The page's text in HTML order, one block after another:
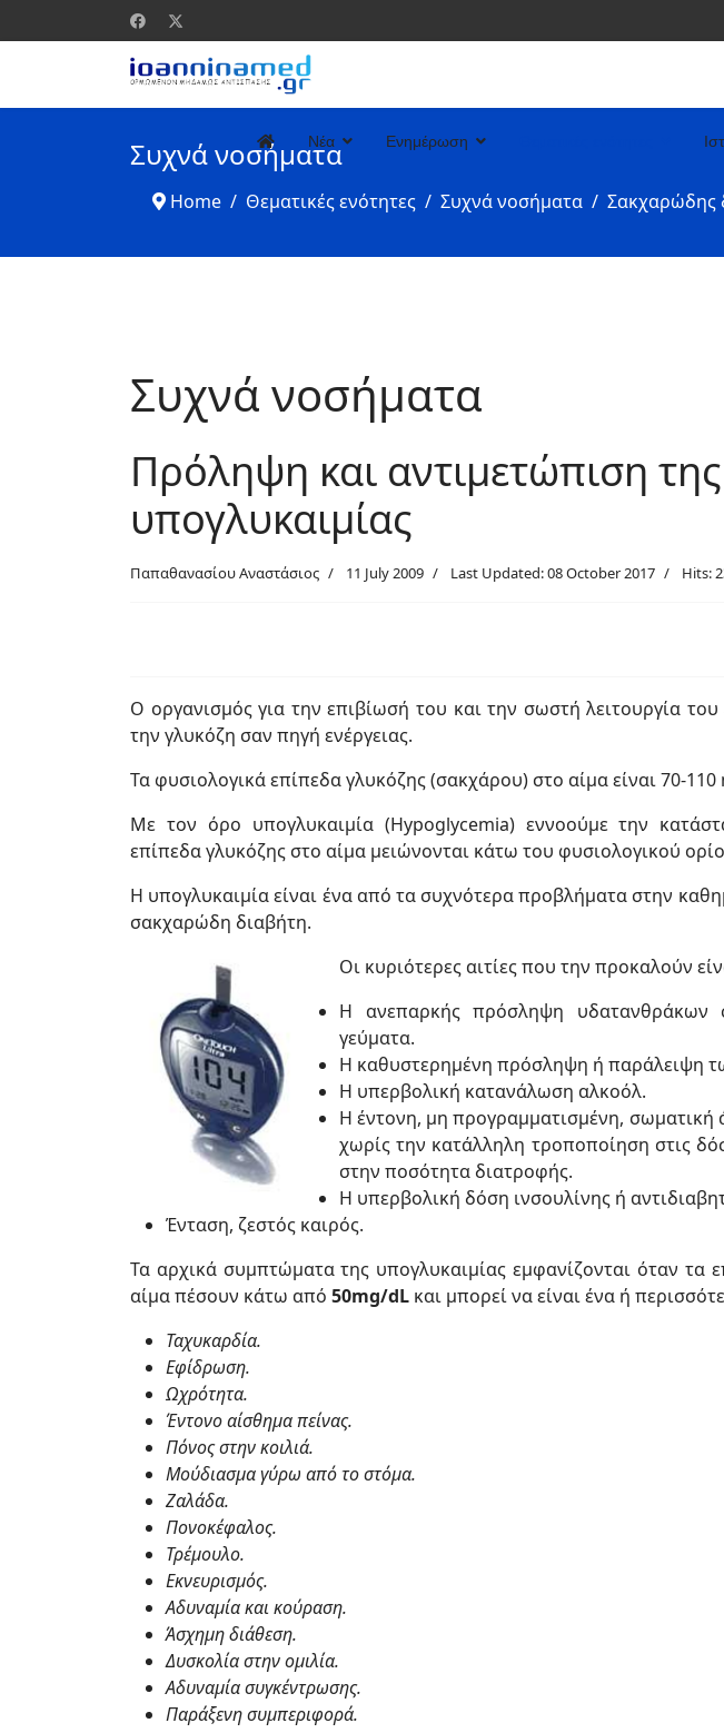
Νέα Ενημέρωση
Συχνά νοσήματα
Home Θεματικές ενότητες Συχνά νοσήματα Σακχαρώδης
Συχνά νοσήματα
Πρόληψη και αντιμετώπιση της
υπογλυκαιμίας
Παπαθανασίου Αναστάσιος 11 July 2009 Last Updated: 08 October 2017 Hits:
Ο οργανισμός για την επιβίωσή του και την σωστή λειτουργία
την γλυκόζη σαν πηγή ενέργειας.
Τα φυσιολογικά επίπεδα γλυκόζης (σακχάρου) στο αίμα είναι 70-110
Με τον όρο υπογλυκαιμία (Hypoglycemia) εννοούμε την
επίπεδα γλυκόζης στο αίμα μειώνονται κάτω του φυσιολογικού
Η υπογλυκαιμία είναι ένα από τα συχνότερα προβλήματα στην
σακχαρώδη διαβήτη.
Οι κυριότερες αιτίες που την προκαλούν
Η ανεπαρκής πρόσληψη υδατανθράκων
γεύματα.
Η καθυστερημένη πρόσληψη ή παράλειψη
Η υπερβολική κατανάλωση αλκοόλ.
Η έντονη, μη προγραμματισμένη, σωματική
χωρίς την κατάλληλη τροποποίηση στις
στην ποσότητα διατροφής.
Η υπερβολική δόση ινσουλίνης ή
Ένταση, ζεστός καιρός.
Τα αρχικά συμπτώματα της υπογλυκαιμίας εμφανίζονται όταν τα
αίμα πέσουν κάτω από 50mg/dL και μπορεί να είναι ένα ή
Ταχυκαρδία.
Εφίδρωση.
Ωχρότητα.
Έντονο αίσθημα πείνας.
Πόνος στην κοιλιά.
Μούδιασμα γύρω από το στόμα.
Ζαλάδα.
Πονοκέφαλος.
Τρέμουλο.
Εκνευρισμός.
Αδυναμία και κούραση.
Άσχημη διάθεση.
Δυσκολία στην ομιλία.
Αδυναμία συγκέντρωσης.
Παράξενη συμπεριφορά.